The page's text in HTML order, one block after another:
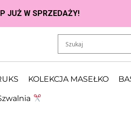
KOLEKCJA MASEŁKO